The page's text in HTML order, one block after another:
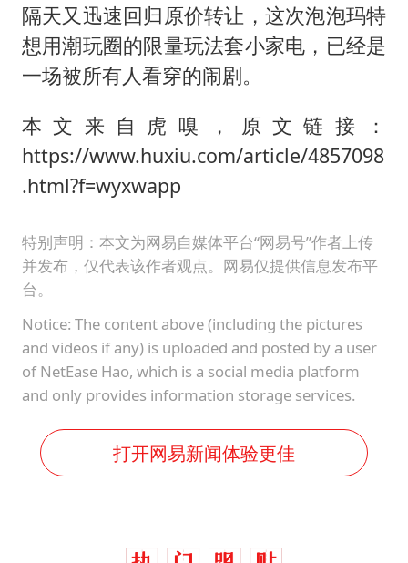
隔天又迅速回归原价转让，这次泡泡玛特
想用潮玩圈的限量玩法套小家电，已经是
一场被所有人看穿的闹剧。
本文来自虎嗅，原文链接：
https://www.huxiu.com/article/4857098
.html?f=wyxwapp
特别声明：本文为网易自媒体平台“网易号”作者上传
并发布，仅代表该作者观点。网易仅提供信息发布平
台。
Notice: The content above (including the pictures
and videos if any) is uploaded and posted by a user
of NetEase Hao, which is a social media platform
and only provides information storage services.
打开网易新闻体验更佳